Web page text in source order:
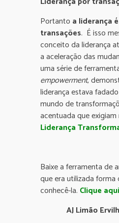
Portanto a liderança
transações. É isso
conceito da liderança
a aceleração das
uma série de
empowerment,
liderança estava
mundo de
acentuada que
Liderança
Baixe a ferramenta de
que era utilizada forma
conhecê-la. Clique
AJ Limão